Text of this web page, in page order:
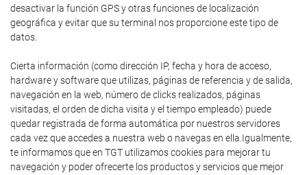
desactivar la función GPS y otras funciones de localización
geográfica y evitar que su terminal nos proporcione este tipo de
datos.
Cierta información (como dirección IP, fecha y hora de acceso,
hardware y software que utilizas, páginas de referencia y de salida,
navegación en la web, número de clicks realizados, páginas
visitadas, el orden de dicha visita y el tiempo empleado) puede
quedar registrada de forma automática por nuestros servidores
cada vez que accedes a nuestra web o navegas en ella.Igualmente,
te informamos que en TGT utilizamos cookies para mejorar tu
navegación y poder ofrecerte los productos y servicios que mejor